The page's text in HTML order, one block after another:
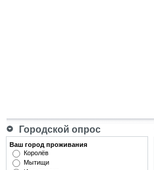
Городской опрос
Ваш город проживания
Королёв
Мытищи